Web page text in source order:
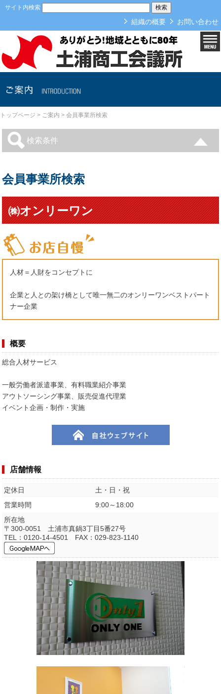
本文へ
サイト内検索
組織の概要 お問い合わせ
ご案内
トップページ > ご案内 > 会員事業所検索
検索条件
会員事業所検索
㈱オンリーワン
人材＝人財をコンセプトに
企業と人との架け橋として唯一無二のオンリーワンベストパート
ナー企業
概要
総合人材サービス
一般労働者派遣事業、有料職業紹介事業
アウトソーシング事業、販売促進代理業
イベント企画・制作・実施
店舗情報
定休日
土・日・祝
営業時間
9:00～18:00
所在地
〒300-0051 土浦市真鍋3丁目5番27号
TEL：0120-14-4501 FAX：029-823-1140